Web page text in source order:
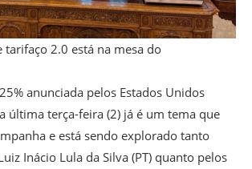
tarifaço 2.0 está na mesa do
anunciada pelos Estados Unidos
última terça-feira (2) já é um tema que
e está sendo explorado tanto
Inácio Lula da Silva (PT) quanto pelos